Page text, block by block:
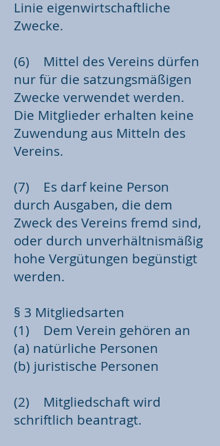
Linie eigenwirtschaftliche
Zwecke.
(6) Mittel des Vereins dürfen
nur für die satzungsmäßigen
Zwecke verwendet werden.
Die Mitglieder erhalten keine
Zuwendung aus Mitteln des
Vereins.
(7) Es darf keine Person
durch Ausgaben, die dem
Zweck des Vereins fremd sind,
oder durch unverhältnismäßig
hohe Vergütungen begünstigt
werden.
§ 3 Mitgliedsarten
(1) Dem Verein gehören an
(a) natürliche Personen
(b) juristische Personen
(2) Mitgliedschaft wird
schriftlich beantragt.